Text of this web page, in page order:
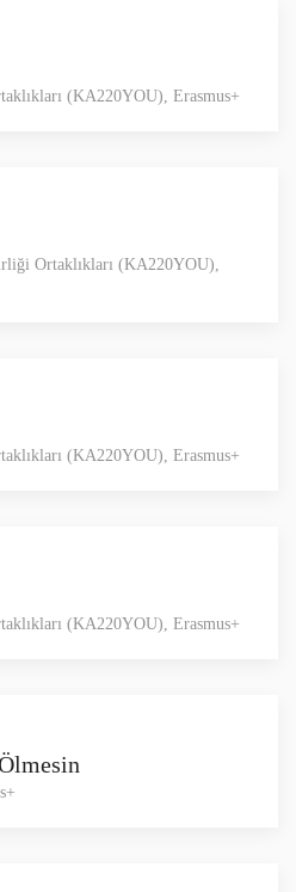
(KA220YOU), Erasmus+
Ortaklıkları (KA220YOU),
(KA220YOU), Erasmus+
(KA220YOU), Erasmus+